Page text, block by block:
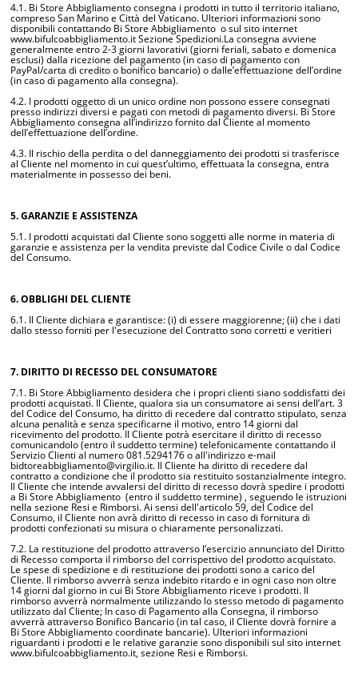
4.1. Bi Store Abbigliamento consegna i prodotti in tutto il territorio italiano,
compreso San Marino e Città del Vaticano. Ulteriori informazioni sono
disponibili contattando Bi Store Abbigliamento o sul sito internet
www.bifulcoabbigliamento.it Sezione Spedizioni.La consegna avviene
generalmente entro 2-3 giorni lavorativi (giorni feriali, sabato e domenica
esclusi) dalla ricezione del pagamento (in caso di pagamento con
PayPal/carta di credito o bonifico bancario) o dalle’effettuazione dell’ordine
(in caso di pagamento alla consegna).
4.2. I prodotti oggetto di un unico ordine non possono essere consegnati
presso indirizzi diversi e pagati con metodi di pagamento diversi. Bi Store
Abbigliamento consegna all’indirizzo fornito dal Cliente al momento
dell’effettuazione dell’ordine.
4.3. Il rischio della perdita o del danneggiamento dei prodotti si trasferisce
al Cliente nel momento in cui quest’ultimo, effettuata la consegna, entra
materialmente in possesso dei beni.
5. GARANZIE E ASSISTENZA
5.1. I prodotti acquistati dal Cliente sono soggetti alle norme in materia di
garanzie e assistenza per la vendita previste dal Codice Civile o dal Codice
del Consumo.
6. OBBLIGHI DEL CLIENTE
6.1. Il Cliente dichiara e garantisce: (i) di essere maggiorenne; (ii) che i dati
dallo stesso forniti per l'esecuzione del Contratto sono corretti e veritieri
7. DIRITTO DI RECESSO DEL CONSUMATORE
7.1. Bi Store Abbigliamento desidera che i propri clienti siano soddisfatti dei
prodotti acquistati. Il Cliente, qualora sia un consumatore ai sensi dell’art. 3
del Codice del Consumo, ha diritto di recedere dal contratto stipulato, senza
alcuna penalità e senza specificarne il motivo, entro 14 giorni dal
ricevimento del prodotto. Il Cliente potrà esercitare il diritto di recesso
comunicandolo (entro il suddetto termine) telefonicamente contattando il
Servizio Clienti al numero 081.5294176 o all'indirizzo e-mail
bidtoreabbigliamento@virgilio.it. Il Cliente ha diritto di recedere dal
contratto a condizione che il prodotto sia restituito sostanzialmente integro.
Il Cliente che intende avvalersi del diritto di recesso dovrà spedire i prodotti
a Bi Store Abbigliamento (entro il suddetto termine) , seguendo le istruzioni
nella sezione Resi e Rimborsi. Ai sensi dell'articolo 59, del Codice del
Consumo, il Cliente non avrà diritto di recesso in caso di fornitura di
prodotti confezionati su misura o chiaramente personalizzati.
7.2. La restituzione del prodotto attraverso l’esercizio annunciato del Diritto
di Recesso comporta il rimborso del corrispettivo del prodotto acquistato.
Le spese di spedizione e di restituzione dei prodotti sono a carico del
Cliente. Il rimborso avverrà senza indebito ritardo e in ogni caso non oltre
14 giorni dal giorno in cui Bi Store Abbigliamento riceve i prodotti. Il
rimborso avverrà normalmente utilizzando lo stesso metodo di pagamento
utilizzato dal Cliente; In caso di Pagamento alla Consegna, il rimborso
avverrà attraverso Bonifico Bancario (in tal caso, il Cliente dovrà fornire a
Bi Store Abbigliamento coordinate bancarie). Ulteriori informazioni
riguardanti i prodotti e le relative garanzie sono disponibili sul sito internet
www.bifulcoabbigliamento.it, sezione Resi e Rimborsi.